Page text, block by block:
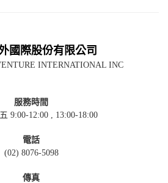
國際股份有限公司
INTERNATIONAL INC
服務時間
9:00-12:00 , 13:00-18:00
電話
(02) 8076-5098
傳真